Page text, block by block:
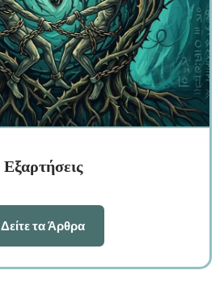
Εξαρτήσεις
Δείτε τα Άρθρα